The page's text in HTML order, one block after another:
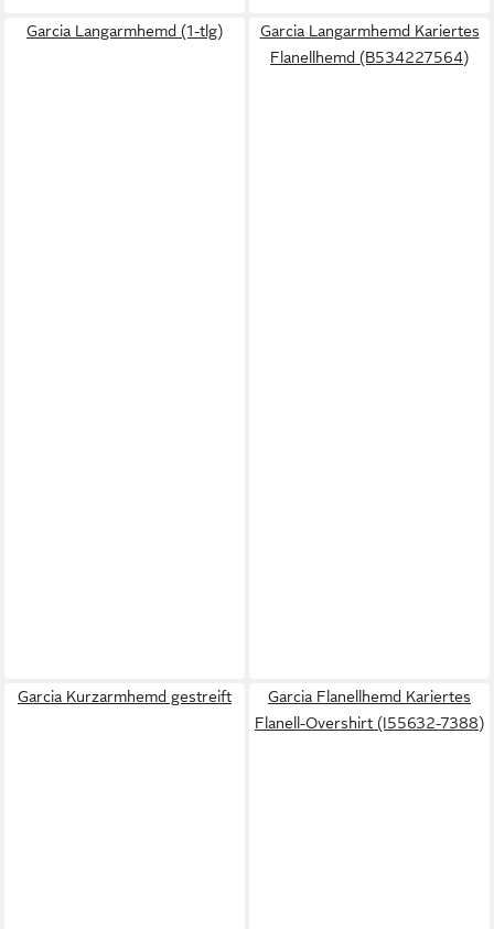
Garcia Langarmhemd (1-tlg)
Garcia Langarmhemd Kariertes
Flanellhemd (B534227564)
Garcia Kurzarmhemd gestreift
Garcia Flanellhemd Kariertes
Flanell-Overshirt (I55632-7388)